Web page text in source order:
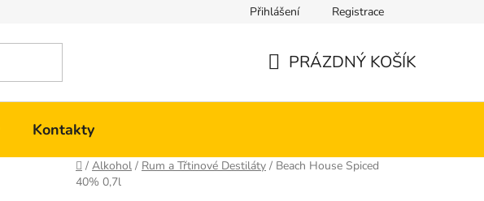
Přihlášení Registrace
PRÁZDNÝ KOŠÍK
Kontakty
Domů
/ Alkohol / Rum a Třtinové Destiláty / Beach House Spiced
40% 0,7l